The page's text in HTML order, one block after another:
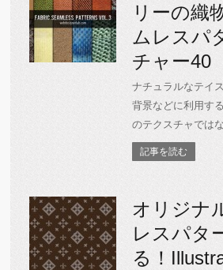
リーの織
ムレスパ
チャー40
ナチュラルなテイ
背景などに利用す
のテクスチャでは
記事を読む
オリジナ
レスパタ
る！